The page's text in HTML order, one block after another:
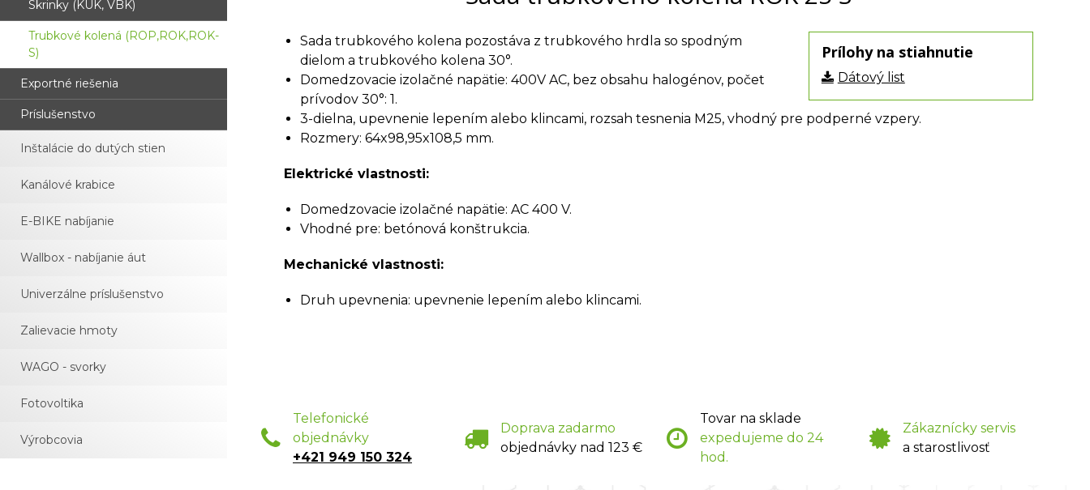
Skrinky (KUK, VBK)
Trubkové kolená (ROP,ROK,ROK-
S)
Exportné riešenia
Príslušenstvo
Inštalácie do dutých stien
Kanálové krabice
E-BIKE nabíjanie
Wallbox - nabíjanie áut
Univerzálne príslušenstvo
Zalievacie hmoty
WAGO - svorky
Fotovoltika
Výrobcovia
Prílohy na stiahnutie
Dátový list
Sada trubkového kolena pozostáva z trubkového hrdla so spodným
dielom a trubkového kolena 30°.
Domedzovacie izolačné napätie: 400V AC, bez obsahu halogénov, počet
prívodov 30°: 1.
3-dielna, upevnenie lepením alebo klincami, rozsah tesnenia M25, vhodný pre podperné vzpery.
Rozmery: 64x98,95x108,5 mm.
Elektrické vlastnosti:
Domedzovacie izolačné napätie: AC 400 V.
Vhodné pre: betónová konštrukcia.
Mechanické vlastnosti:
Druh upevnenia: upevnenie lepením alebo klincami.
Telefonické
objednávky
+421 949 150 324
Doprava zadarmo
objednávky nad 123 €
Tovar na sklade
expedujeme do 24
hod.
Zákaznícky servis
a starostlivosť